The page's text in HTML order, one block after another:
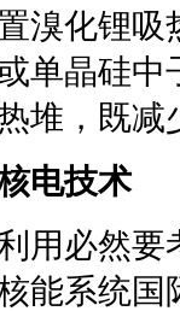
溴化锂
单晶硅
堆，既
电技术
必然要
能系统